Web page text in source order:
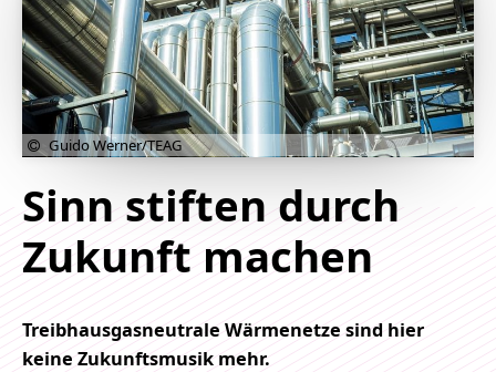
Guido Werner/TEAG
Sinn stiften durch
Zukunft machen
Treibhausgasneutrale Wärmenetze sind hier
keine Zukunftsmusik mehr.